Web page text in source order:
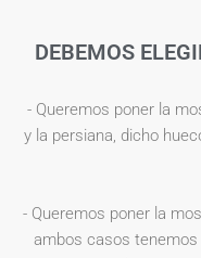
DEBEMOS
- Queremos poner la
y la persiana, dicho
- Queremos poner la
ambos casos